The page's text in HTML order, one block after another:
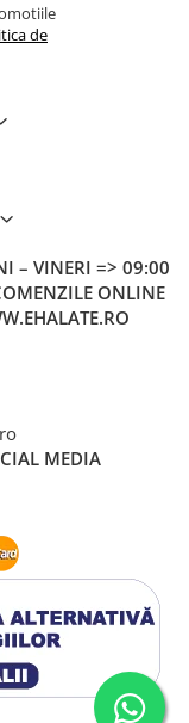
de
– VINERI => 09:00
ONLINE
MEDIA